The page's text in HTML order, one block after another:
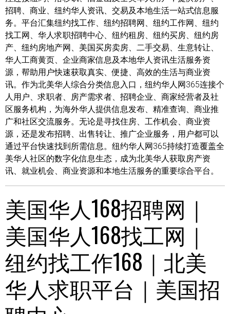
招聘、商业、纽约华人资讯、交易及本地生活一站式信息服
务。平台汇集纽约找工作、纽约招聘网、纽约工作网、纽约
找工网、华人求职招聘中心、纽约租房、纽约买房、纽约房
产、纽约房地产网、美国买房卖房、二手交易、生意转让、
华人工商黄页、企业商家信息及本地华人资讯生活服务资
源，帮助用户快速获取真实、便捷、高效的生活与商业资
讯。作为北美华人综合分类信息入口，纽约华人网365连接个
人用户、求职者、房产需求者、招聘企业、商家经营者及社
区服务机构，为海外华人提供信息发布、精准查询、商业推
广和社区交流服务。无论是寻找住房、工作机会、商业资
源，还是发布招聘、出售转让、推广企业服务，用户都可以
通过平台快速找到所需信息。纽约华人网365持续打造覆盖全
美华人社区的数字化信息生态，成为北美华人获取房产资
讯、就业机会、商业资源和本地生活服务的重要综合平台。
美国华人168招聘网｜
美国华人168找工网｜
纽约找工作168｜北美
华人求职平台｜美国招